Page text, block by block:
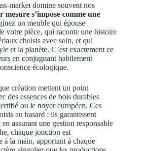
market domine souvent nos
mesure s’impose comme une
un meuble qui épouse
votre pièce, qui raconte une histoire
choisis avec soin, et qui
et la planète. C’est exactement ce
en conjuguant habilement
écologique.
création mettent un point
des essences de bois durables
ou le noyer européen. Ces
au hasard : ils garantissent
assurant une gestion responsable
chaque jonction est
à la main, apportant à chaque